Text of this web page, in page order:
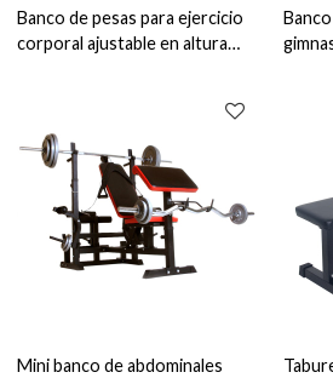
Banco de pesas para ejercicio
corporal ajustable en altura
Mini banco de abdominales